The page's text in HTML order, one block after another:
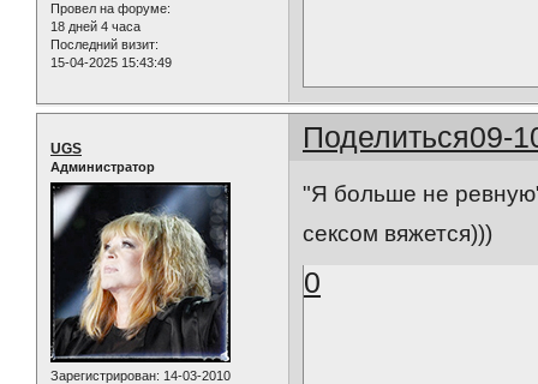
Провел на форуме:
18 дней 4 часа
Последний визит:
15-04-2025 15:43:49
Поделиться09-
UGS
Администратор
Зарегистрирован: 14-03-2010
"Я больше не
сексом вяжется)))
0